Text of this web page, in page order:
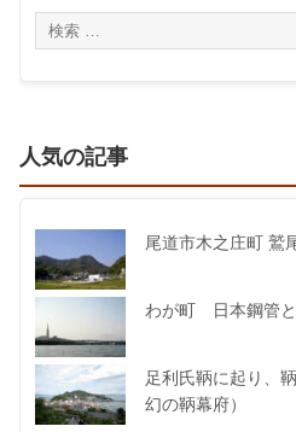
人気の記事
尾道市木之庄町 鷲
わが町 日本鋼管と
足利氏鞆に起り、
幻の鞆幕府）